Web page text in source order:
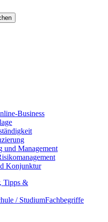
Business
und Management
Konjunktur
Tipps &
/ StudiumFachbegriffe